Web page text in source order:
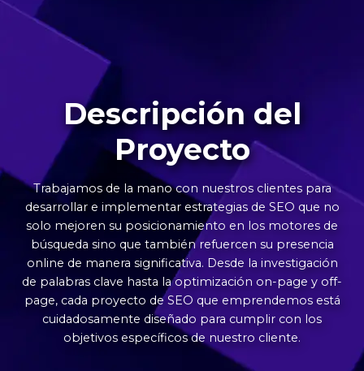
Descripción del
Proyecto
Trabajamos de la mano con nuestros clientes para
desarrollar e implementar estrategias de SEO que no
solo mejoren su posicionamiento en los motores de
búsqueda sino que también refuercen su presencia
online de manera significativa. Desde la investigación
de palabras clave hasta la optimización on-page y off-
page, cada proyecto de SEO que emprendemos está
cuidadosamente diseñado para cumplir con los
objetivos específicos de nuestro cliente.